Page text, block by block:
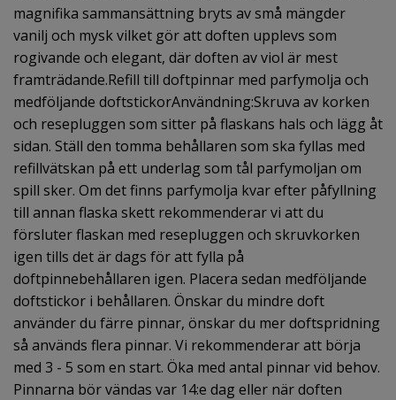
magnifika sammansättning bryts av små mängder
vanilj och mysk vilket gör att doften upplevs som
rogivande och elegant, där doften av viol är mest
framträdande.Refill till doftpinnar med parfymolja och
medföljande doftstickorAnvändning:Skruva av korken
och resepluggen som sitter på flaskans hals och lägg åt
sidan. Ställ den tomma behållaren som ska fyllas med
refillvätskan på ett underlag som tål parfymoljan om
spill sker. Om det finns parfymolja kvar efter påfyllning
till annan flaska skett rekommenderar vi att du
försluter flaskan med resepluggen och skruvkorken
igen tills det är dags för att fylla på
doftpinnebehållaren igen. Placera sedan medföljande
doftstickor i behållaren. Önskar du mindre doft
använder du färre pinnar, önskar du mer doftspridning
så används flera pinnar. Vi rekommenderar att börja
med 3 - 5 som en start. Öka med antal pinnar vid behov.
Pinnarna bör vändas var 14:e dag eller när doften